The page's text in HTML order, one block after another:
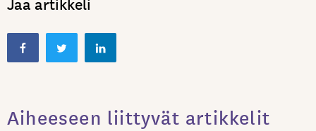
Aiheeseen liittyvät artikkelit